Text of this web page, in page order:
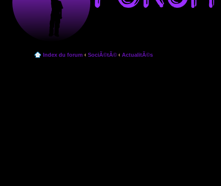
Index du forum ‹ SociÃ©tÃ© ‹ ActualitÃ©s